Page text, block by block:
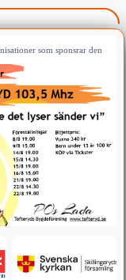
som sponsrar den